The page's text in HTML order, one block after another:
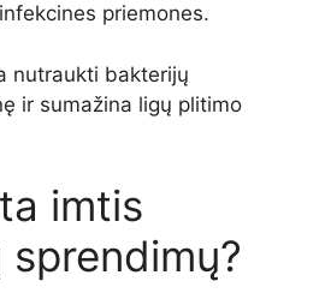
priemones.
nutraukti bakterijų
ir sumažina ligų plitimo
imtis